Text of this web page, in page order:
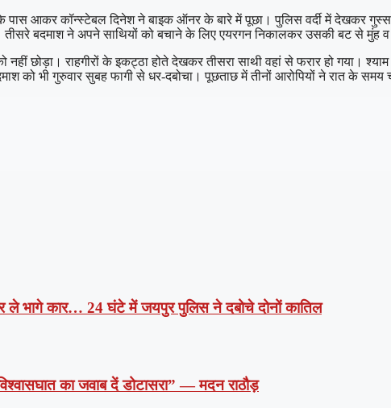
आकर कॉन्स्टेबल दिनेश ने बाइक ऑनर के बारे में पूछा। पुलिस वर्दी में देखकर
तीसरे बदमाश ने अपने साथियों को बचाने के लिए एयरगन निकालकर उसकी बट से मुंह व
नहीं छोड़ा। राहगीरों के इकट्ठा होते देखकर तीसरा साथी वहां से फरार हो गया।
को भी गुरुवार सुबह फागी से धर-दबोचा। पूछताछ में तीनों आरोपियों ने रात के समय
भागे कार… 24 घंटे में जयपुर पुलिस ने दबोचे दोनों कातिल
का जवाब दें डोटासरा” — मदन राठौड़